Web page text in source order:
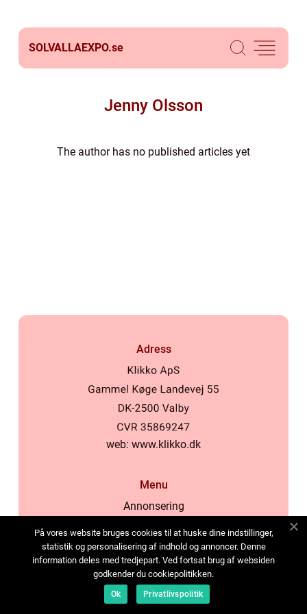
SOLVALLAEXPO.se
Jenny Olsson
The author has no published articles yet
Adress
web: www.klikko.dk
Menu
Annonsering
Cookies
Kontakta oss
Sitemap
På vores website bruges cookies til at huske dine indstillinger,
statistik og personalisering af indhold og annoncer. Denne
information deles med tredjepart. Ved fortsat brug af websiden
godkender du cookiepolitikken.
Ok Privatlivspolitik